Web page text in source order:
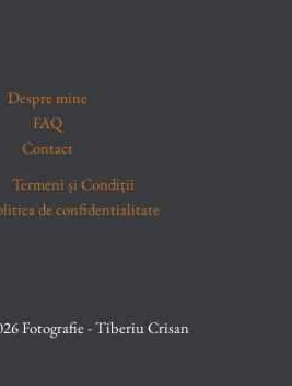
Despre mine
FAQ
Contact
Termeni și Condiții
de confidentialitate
Fotografie - Tiberiu Crisan